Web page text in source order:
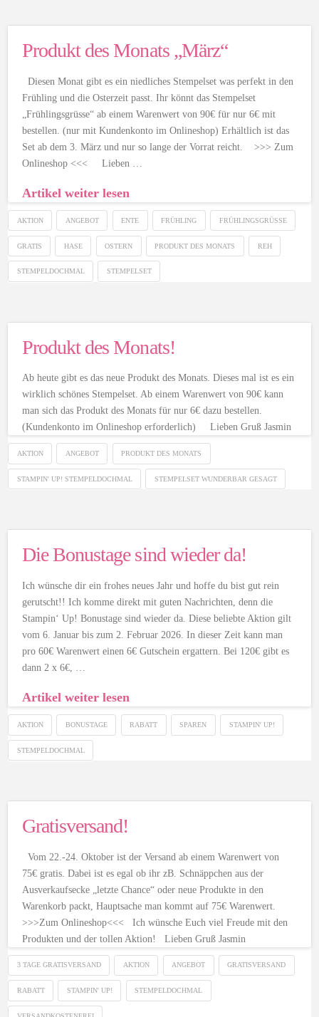
Produkt des Monats „März“
Diesen Monat gibt es ein niedliches Stempelset was perfekt in den
Frühling und die Osterzeit passt. Ihr könnt das Stempelset
„Frühlingsgrüsse“ ab einem Warenwert von 90€ für nur 6€ mit
bestellen. (nur mit Kundenkonto im Onlineshop) Erhältlich ist das
Set ab dem 3. März und nur so lange der Vorrat reicht. >>> Zum
Onlineshop <<< Lieben …
Artikel weiter lesen
AKTION ANGEBOT ENTE FRÜHLING FRÜHLINGSGRÜSSE
GRATIS HASE OSTERN PRODUKT DES MONATS REH
STEMPELDOCHMAL STEMPELSET
Produkt des Monats!
Ab heute gibt es das neue Produkt des Monats. Dieses mal ist es ein
wirklich schönes Stempelset. Ab einem Warenwert von 90€ kann
man sich das Produkt des Monats für nur 6€ dazu bestellen.
(Kundenkonto im Onlineshop erforderlich) Lieben Gruß Jasmin
AKTION ANGEBOT PRODUKT DES MONATS
STAMPIN' UP! STEMPELDOCHMAL STEMPELSET WUNDERBAR GESAGT
Die Bonustage sind wieder da!
Ich wünsche dir ein frohes neues Jahr und hoffe du bist gut rein
gerutscht!! Ich komme direkt mit guten Nachrichten, denn die
Stampin‘ Up! Bonustage sind wieder da. Diese beliebte Aktion gilt
vom 6. Januar bis zum 2. Februar 2026. In dieser Zeit kann man
pro 60€ Warenwert einen 6€ Gutschein ergattern. Bei 120€ gibt es
dann 2 x 6€, …
Artikel weiter lesen
AKTION BONUSTAGE RABATT SPAREN STAMPIN' UP!
STEMPELDOCHMAL
Gratisversand!
Vom 22.-24. Oktober ist der Versand ab einem Warenwert von
75€ gratis. Dabei ist es egal ob ihr zB. Schnäppchen aus der
Ausverkaufsecke „letzte Chance“ oder neue Produkte in den
Warenkorb packt, Hauptsache man kommt auf 75€ Warenwert.
>>>Zum Onlineshop<<< Ich wünsche Euch viel Freude mit den
Produkten und der tollen Aktion! Lieben Gruß Jasmin
3 TAGE GRATISVERSAND AKTION ANGEBOT GRATISVERSAND
RABATT STAMPIN' UP! STEMPELDOCHMAL